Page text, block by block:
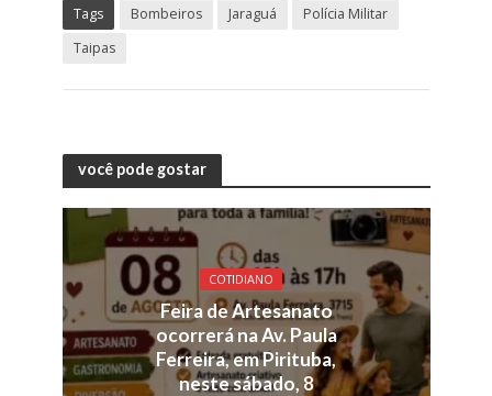
Tags Bombeiros Jaraguá
Polícia Militar
Taipas
você pode gostar
COTIDIANO
Feira de Artesanato
ocorrerá na Av. Paula
Ferreira, em Pirituba,
neste sábado, 8